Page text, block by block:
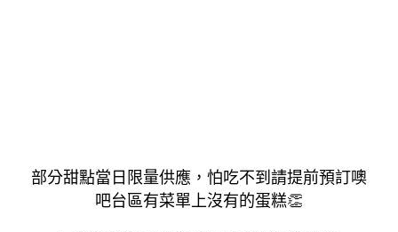
部分甜點當日限量供應，怕吃不到請提前預訂噢
吧台區有菜單上沒有的蛋糕👏